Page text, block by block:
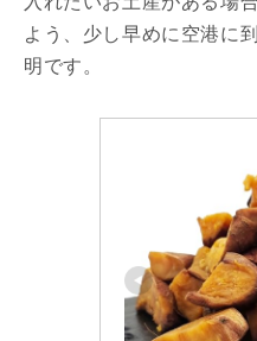
よう、少し早めに空港に
明です。